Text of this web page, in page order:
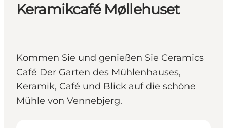
Keramikcafé Møllehuset
Kommen Sie und genießen Sie Ceramics
Café Der Garten des Mühlenhauses,
Keramik, Café und Blick auf die schöne
Mühle von Vennebjerg.